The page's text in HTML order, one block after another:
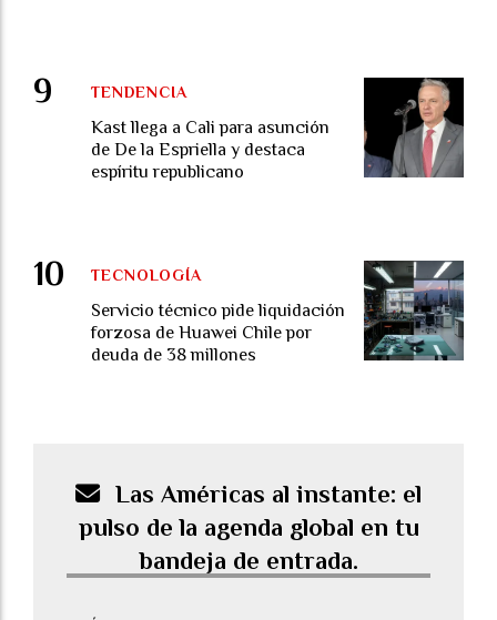
Kast llega a Cali para asunción
de De la Espriella y destaca
espíritu republicano
TENDENCIA
Servicio técnico pide liquidación
forzosa de Huawei Chile por
deuda de 38 millones
TECNOLOGÍA
Las Américas al instante: el
pulso de la agenda global en tu
bandeja de entrada.